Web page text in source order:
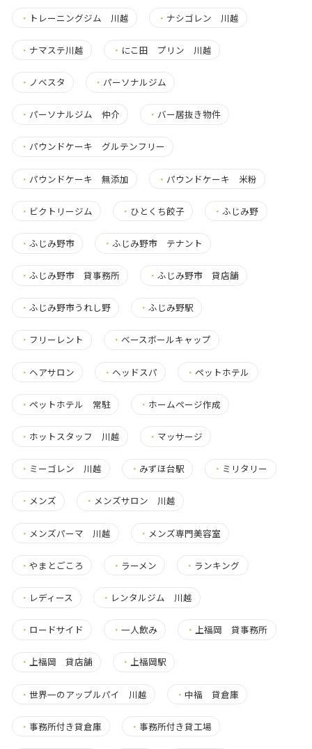
・ トレーニングジム 川越 ・ ナシゴレン 川越
・ ナマステ川越 ・ にこ田 プリン 川越
・ ノベスタ ・ パーソナルジム
・ パーソナルジム 仲介 ・ バー居抜き物件
・ パウンドケーキ グルテンフリー
・ パウンドケーキ 無添加 ・ パウンドケーキ 米粉
・ ビクトリージム ・ ひとくち餃子 ・ふじみ野
・ ふじみ野市 ・ふじみ野市 テナント
・ ふじみ野市 貸事務所 ・ふじみ野市 貸店舗
・ ふじみ野市うれし野 ・ふじみ野駅
・ フリーレント ・ ベースボールキャップ
・ ヘアサロン ・ ヘッドスパ ・ペットホテル
・ ペットホテル 常駐 ・ ホームページ作成
・ ホットスタッフ 川越 ・ マッサージ
・ ミーゴレン 川越 ・ みずほ台駅 ・ ミリタリー
・ メンズ ・ メンズサロン 川越
・ メンズパーマ 川越 ・ メンズ専門美容室
・ やまとごころ ・ ラーメン ・ ランキング
・ レディース ・ レンタルジム 川越
・ ロードサイド ・一人飲み ・上福岡 貸事務所
・ 上福岡 貸店舗 ・上福岡駅
・ 世界一のアップルパイ 川越 ・中福 貸倉庫
・ 事務所付き貸倉庫 ・ 事務所付き貸工場